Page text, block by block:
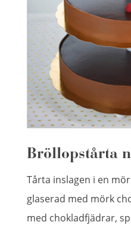
Bröllopstårta
Tårta inslagen i en
glaserad med mörk
med chokladfjädrar,